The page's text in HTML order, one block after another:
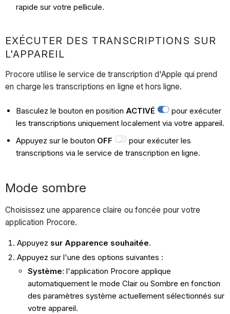
rapide sur votre pellicule.
EXÉCUTER DES TRANSCRIPTIONS SUR
L'APPAREIL
Procore utilise le service de transcription d'Apple qui prend
en charge les transcriptions en ligne et hors ligne.
Basculez le bouton en position ACTIVÉ
pour exécuter
les transcriptions uniquement localement via votre appareil.
Appuyez sur le bouton OFF
pour exécuter les
transcriptions via le service de transcription en ligne.
Mode sombre
Choisissez une apparence claire ou foncée pour votre
application Procore.
Appuyez sur Apparence souhaitée.
Appuyez sur l'une des options suivantes :
Système: l'application Procore applique
automatiquement le mode Clair ou Sombre en fonction
des paramètres système actuellement sélectionnés sur
votre appareil.